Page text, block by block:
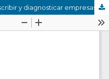
Los ratios contables para describir y diagnosticar empresas que presentan signos de vulnerabilidad financiera en mercados latinoamericanos